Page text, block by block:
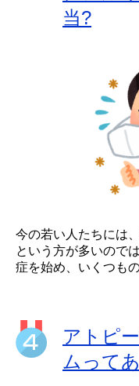
当?
今の若い人たちには
という方が多いので
症を始め、いくつも
アトピ
ムって